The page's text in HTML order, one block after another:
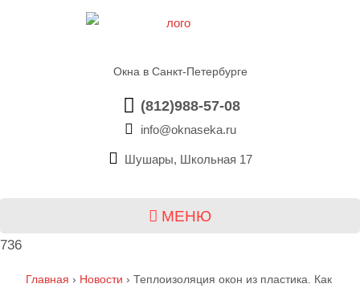
Окна в Санкт-Петербурге
(812)988-57-08
info@oknaseka.ru
Шушары, Школьная 17
МЕНЮ
736
Главная › Новости › Теплоизоляция окон из пластика. Как